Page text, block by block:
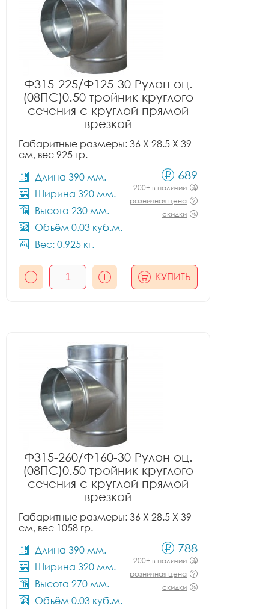
Ф315-225/Ф125-30 Рулон оц.
(08ПС)0.50 тройник круглого
сечения с круглой прямой
врезкой
Габаритные размеры: 36 X 28.5 X 39
см, вес 925 гр.
Длина 390 мм.
Ширина 320 мм.
Высота 230 мм.
Объём 0.03 куб.м.
Вес: 0.925 кг.
689
200+ в наличии
розничная цена
скидки
КУПИТЬ
Ф315-260/Ф160-30 Рулон оц.
(08ПС)0.50 тройник круглого
сечения с круглой прямой
врезкой
Габаритные размеры: 36 X 28.5 X 39
см, вес 1058 гр.
Длина 390 мм.
Ширина 320 мм.
Высота 270 мм.
Объём 0.03 куб.м.
788
200+ в наличии
розничная цена
скидки